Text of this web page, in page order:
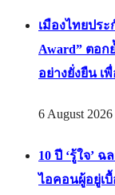
เมืองไทยปร
Award” ตอ
อย่างยั่งยืน เ
6 August 2026
10 ปี ‘รู้ใจ’
ไอคอนผู้อยู่เ